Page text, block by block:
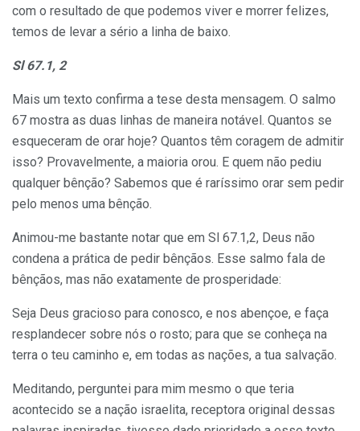
com o resultado de que podemos viver e morrer felizes,
temos de levar a sério a linha de baixo.
Sl 67.1, 2
Mais um texto confirma a tese desta mensagem. O salmo
67 mostra as duas linhas de maneira notável. Quantos se
esqueceram de orar hoje? Quantos têm coragem de admitir
isso? Provavelmente, a maioria orou. E quem não pediu
qualquer bênção? Sabemos que é raríssimo orar sem pedir
pelo menos uma bênção.
Animou-me bastante notar que em Sl 67.1,2, Deus não
condena a prática de pedir bênçãos. Esse salmo fala de
bênçãos, mas não exatamente de prosperidade:
Seja Deus gracioso para conosco, e nos abençoe, e faça
resplandecer sobre nós o rosto; para que se conheça na
terra o teu caminho e, em todas as nações, a tua salvação.
Meditando, perguntei para mim mesmo o que teria
acontecido se a nação israelita, receptora original dessas